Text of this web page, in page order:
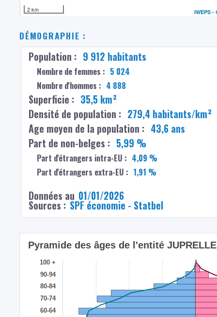
2 km IWEPS -
DÉMOGRAPHIE :
Population : 9 912 habitants
Nombre de femmes : 5 024
Nombre d'hommes : 4 888
Superficie : 35,5 km²
Densité de population : 279,4 habitants/km²
Age moyen de la population : 43,6 ans
Part de non-belges : 5,99 %
Part d'étrangers intra-EU : 4,09 %
Part d'étrangers extra-EU : 1,91 %
Données au 01/01/2026
Sources : SPF économie - Statbel
Pyramide des âges de l'entité
60-64
70-74
80-84
90-94
100 +